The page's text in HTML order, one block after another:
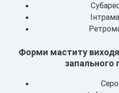
Форми маститу
запального